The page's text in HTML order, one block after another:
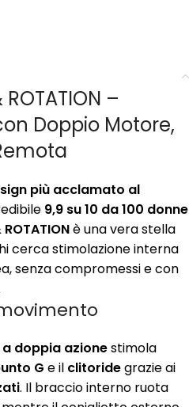
ROTATION –
Doppio Motore,
più acclamato al
9,9 su 10 da 100 donne
ROTATIONè una vera stella
cerca stimolazione interna
senza compromessi e con
doppia azionestimola
G e il clitoridegrazie ai
. Il braccio interno ruota